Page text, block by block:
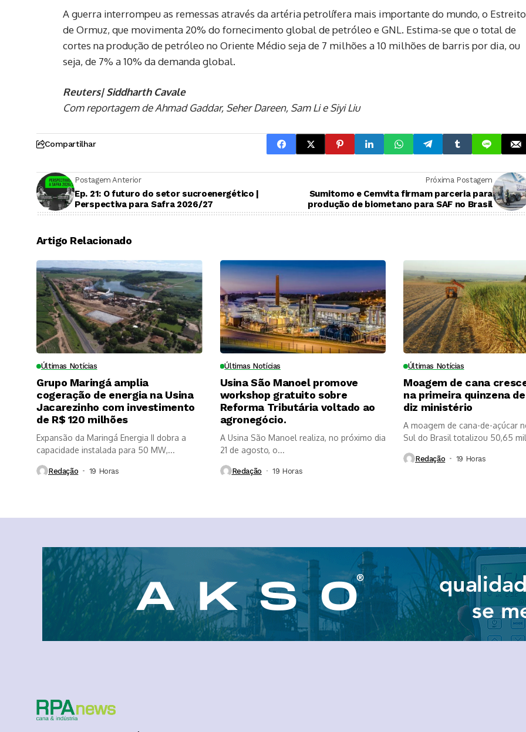
A guerra interrompeu as remessas através da artéria petrolífera mais importante do mundo, o Estreito
de Ormuz, que movimenta 20% do fornecimento global de petróleo e GNL. Estima-se que o total de
cortes na produção de petróleo no Oriente Médio seja de 7 milhões a 10 milhões de barris por dia, ou
seja, de 7% a 10% da demanda global.
Reuters| Siddharth Cavale
Com reportagem de Ahmad Gaddar, Seher Dareen, Sam Li e Siyi Liu
Compartilhar
Postagem Anterior
Ep. 21: O futuro do setor sucroenergético |
Perspectiva para Safra 2026/27
Próxima Postagem
Sumitomo e Cemvita firmam parceria para
produção de biometano para SAF no Brasil
Artigo Relacionado
Últimas Notícias
Grupo Maringá amplia
cogeração de energia na Usina
Jacarezinho com investimento
de R$ 120 milhões
Expansão da Maringá Energia II dobra a
capacidade instalada para 50 MW,...
Redação 19 Horas ⁮
Últimas Notícias
Usina São Manoel promove
workshop gratuito sobre
Reforma Tributária voltado ao
agronegócio.
A Usina São Manoel realiza, no próximo dia
21 de agosto, o...
Redação 19 Horas ⁮
Últimas Notícias
Moagem de cana
na primeira quinzena
diz ministério
A moagem de cana-de-açúcar
Sul do Brasil totalizou 50,65
Redação 19 Horas ⁮